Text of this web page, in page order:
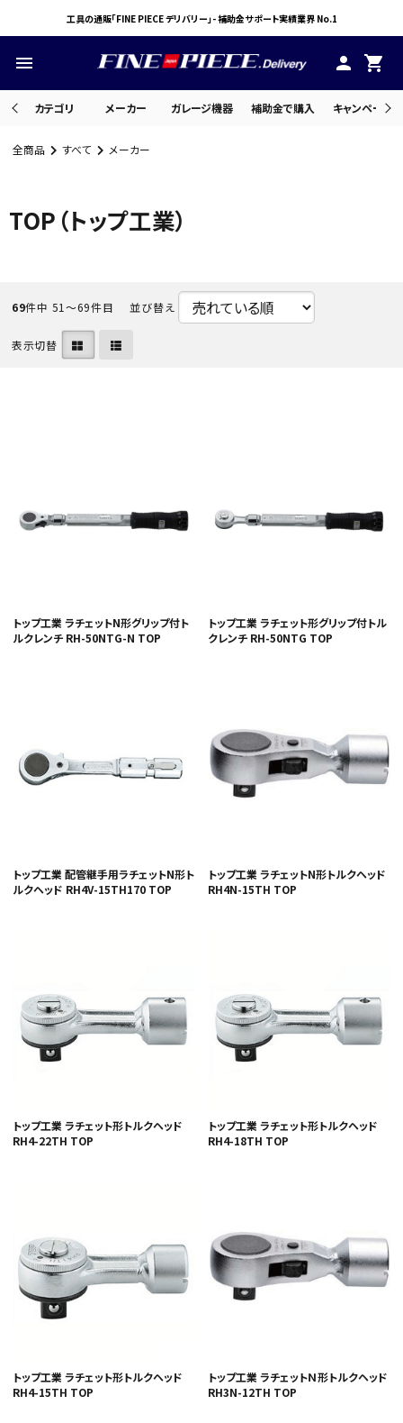
工具の通販「FINE PIECE デリバリー」- 補助金サポート実績業界 No.1
menu person shopping_cart
カテゴリ メーカー ガレージ機器 補助金で購入 キャンペーン
meeting_room ログイン person 会員登録
ガレージ機器
全商品 すべて メーカー
TOP（トップ工業）
69件中 51〜69件目 並び替え
表示切替
トップ工業 ラチェットN形グリップ付ト
ルクレンチ RH-50NTG-N TOP
トップ工業 ラチェット形グリップ付トル
クレンチ RH-50NTG TOP
トップ工業 配管継手用ラチェットN形ト
ルクヘッド RH4V-15TH170 TOP
トップ工業 ラチェットN形トルクヘッド
RH4N-15TH TOP
トップ工業 ラチェット形トルクヘッド
RH4-22TH TOP
トップ工業 ラチェット形トルクヘッド
RH4-18TH TOP
トップ工業 ラチェット形トルクヘッド
RH4-15TH TOP
トップ工業 ラチェットＮ形トルクヘッド
RH3N-12TH TOP